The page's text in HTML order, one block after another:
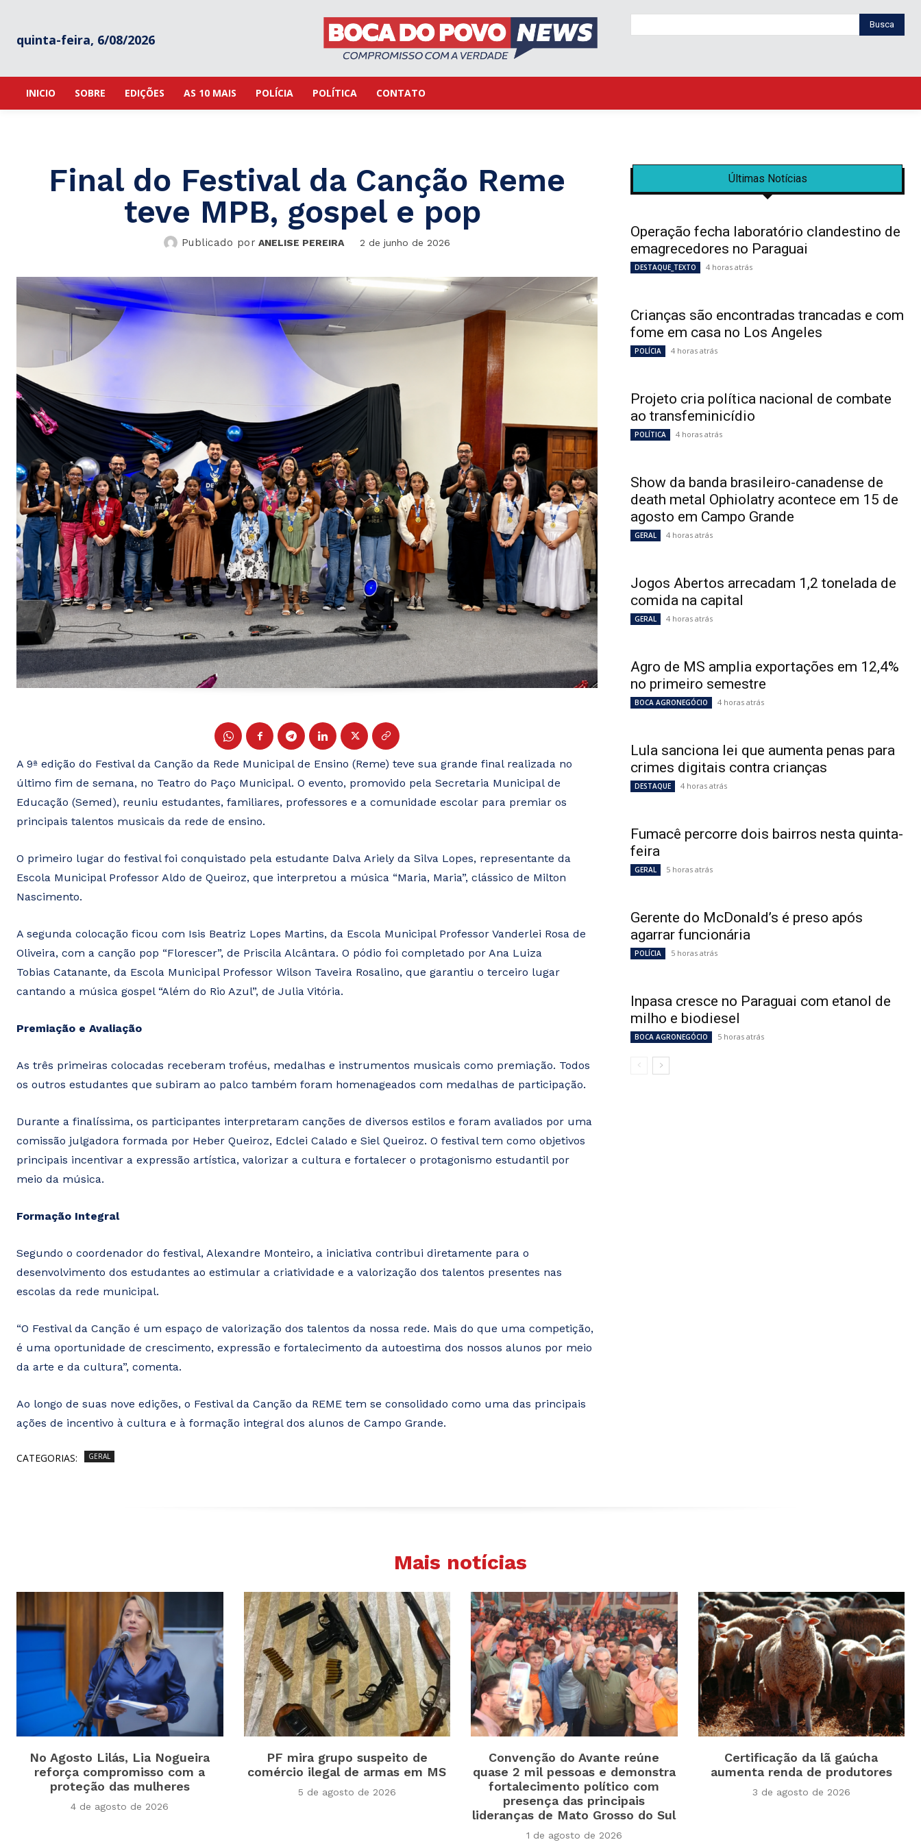
quinta-feira, 6/08/2026
Busca
INICIO SOBRE EDIÇÕES AS 10 MAIS POLÍCIA POLÍTICA CONTATO
Final do Festival da Canção Reme
teve MPB, gospel e pop
Publicado por ANELISE PEREIRA 2 de junho de 2026
A 9ª edição do Festival da Canção da Rede Municipal de Ensino (Reme) teve sua grande final realizada no
último fim de semana, no Teatro do Paço Municipal. O evento, promovido pela Secretaria Municipal de
Educação (Semed), reuniu estudantes, familiares, professores e a comunidade escolar para premiar os
principais talentos musicais da rede de ensino.
O primeiro lugar do festival foi conquistado pela estudante Dalva Ariely da Silva Lopes, representante da
Escola Municipal Professor Aldo de Queiroz, que interpretou a música “Maria, Maria”, clássico de Milton
Nascimento.
A segunda colocação ficou com Isis Beatriz Lopes Martins, da Escola Municipal Professor Vanderlei Rosa de
Oliveira, com a canção pop “Florescer”, de Priscila Alcântara. O pódio foi completado por Ana Luiza
Tobias Catanante, da Escola Municipal Professor Wilson Taveira Rosalino, que garantiu o terceiro lugar
cantando a música gospel “Além do Rio Azul”, de Julia Vitória.
Premiação e Avaliação
As três primeiras colocadas receberam troféus, medalhas e instrumentos musicais como premiação. Todos
os outros estudantes que subiram ao palco também foram homenageados com medalhas de participação.
Durante a finalíssima, os participantes interpretaram canções de diversos estilos e foram avaliados por uma
comissão julgadora formada por Heber Queiroz, Edclei Calado e Siel Queiroz. O festival tem como objetivos
principais incentivar a expressão artística, valorizar a cultura e fortalecer o protagonismo estudantil por
meio da música.
Formação Integral
Segundo o coordenador do festival, Alexandre Monteiro, a iniciativa contribui diretamente para o
desenvolvimento dos estudantes ao estimular a criatividade e a valorização dos talentos presentes nas
escolas da rede municipal.
“O Festival da Canção é um espaço de valorização dos talentos da nossa rede. Mais do que uma competição,
é uma oportunidade de crescimento, expressão e fortalecimento da autoestima dos nossos alunos por meio
da arte e da cultura”, comenta.
Ao longo de suas nove edições, o Festival da Canção da REME tem se consolidado como uma das principais
ações de incentivo à cultura e à formação integral dos alunos de Campo Grande.
CATEGORIAS: GERAL
Últimas Notícias
Operação fecha laboratório clandestino de
emagrecedores no Paraguai
DESTAQUE_TEXTO 4 horas atrás
Crianças são encontradas trancadas e com
fome em casa no Los Angeles
POLÍCIA 4 horas atrás
Projeto cria política nacional de combate
ao transfeminicídio
POLÍTICA 4 horas atrás
Show da banda brasileiro-canadense de
death metal Ophiolatry acontece em 15 de
agosto em Campo Grande
GERAL 4 horas atrás
Jogos Abertos arrecadam 1,2 tonelada de
comida na capital
GERAL 4 horas atrás
Agro de MS amplia exportações em 12,4%
no primeiro semestre
BOCA AGRONEGÓCIO 4 horas atrás
Lula sanciona lei que aumenta penas para
crimes digitais contra crianças
DESTAQUE 4 horas atrás
Fumacê percorre dois bairros nesta quinta-
feira
GERAL 5 horas atrás
Gerente do McDonald’s é preso após
agarrar funcionária
POLÍCIA 5 horas atrás
Inpasa cresce no Paraguai com etanol de
milho e biodiesel
BOCA AGRONEGÓCIO 5 horas atrás
Mais notícias
No Agosto Lilás, Lia Nogueira
reforça compromisso com a
proteção das mulheres
4 de agosto de 2026
PF mira grupo suspeito de
comércio ilegal de armas em MS
5 de agosto de 2026
Convenção do Avante reúne
quase 2 mil pessoas e demonstra
fortalecimento político com
presença das principais
lideranças de Mato Grosso do Sul
1 de agosto de 2026
Certificação da lã gaúcha
aumenta renda de produtores
3 de agosto de 2026